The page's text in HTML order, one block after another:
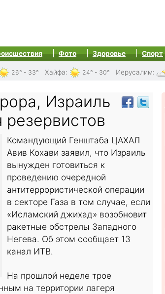
Фото Здоровье Спорт
26° - 33° Хайфа: 24° - 30° Иерусалим:
Израиль
Командующий Генштаба ЦАХАЛ
Авив Кохави заявил, что Израиль
вынужден готовиться к
проведению очередной
антитеррористической операции
в секторе Газа в том случае, если
«Исламский джихад» возобновит
ракетные обстрелы Западного
Негева. Об этом сообщает 13
канал ИТВ.
На прошлой неделе трое
на территории лагеря